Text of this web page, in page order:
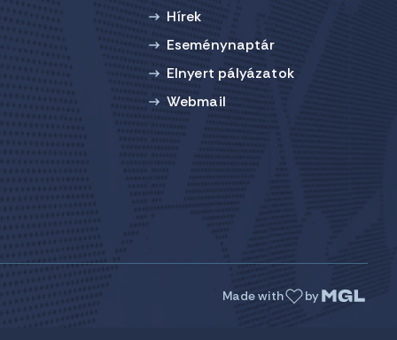
Hírek
Eseménynaptár
Elnyert pályázatok
Webmail
Made with by